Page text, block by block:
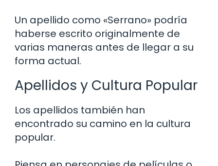
Un apellido como «Serrano» podría
haberse escrito originalmente de
varias maneras antes de llegar a su
forma actual.
Apellidos y Cultura Popular
Los apellidos también han
encontrado su camino en la cultura
popular.